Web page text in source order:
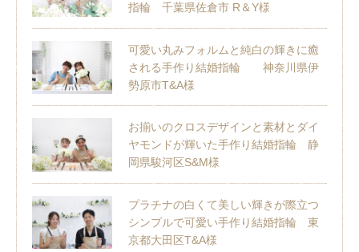
指輪 千葉県佐倉市 R＆Y様
可愛い丸みフォルムと純白の輝きに癒
される手作り結婚指輪 神奈川県伊
勢原市T&A様
お揃いのクロスデザインと素材とダイ
ヤモンドが輝いた手作り結婚指輪 静
岡県駿河区S&M様
プラチナの白くて美しい輝きが際立つ
シンプルで可愛い手作り結婚指輪 東
京都大田区T&A様